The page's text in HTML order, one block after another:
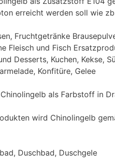
erreicht werden soll wie
Fruchtgetränke
Fleisch und Fisch
Desserts, Kuchen, Kekse,
Konfitüre, Gelee
als Farbstoff in
wird Chinolingelb
Duschbad, Duschgele